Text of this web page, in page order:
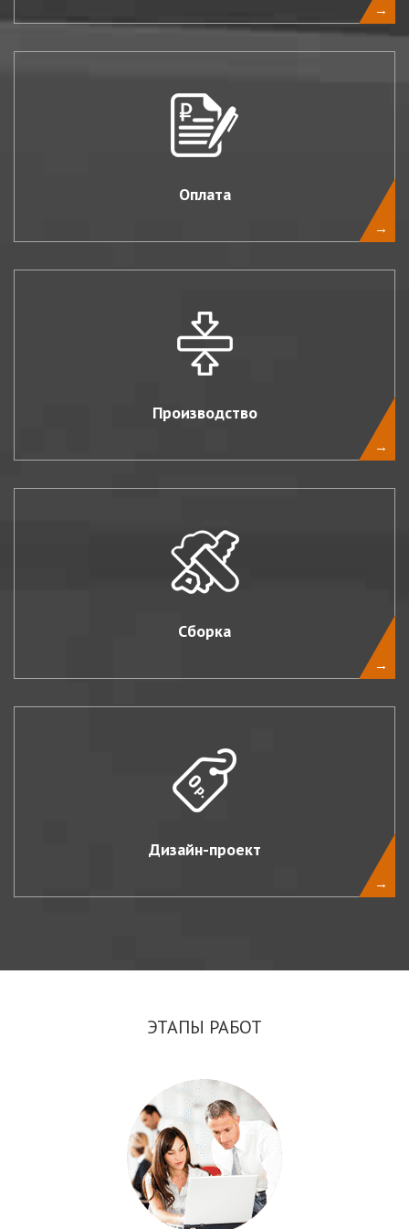
→
Оплата
→
Производство
→
Сборка
→
Дизайн-проект
→
ЭТАПЫ РАБОТ